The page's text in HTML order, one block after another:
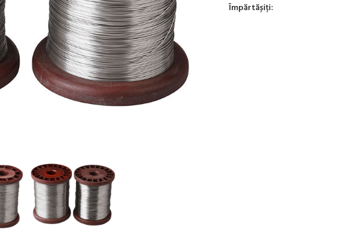
Împărtășiți: